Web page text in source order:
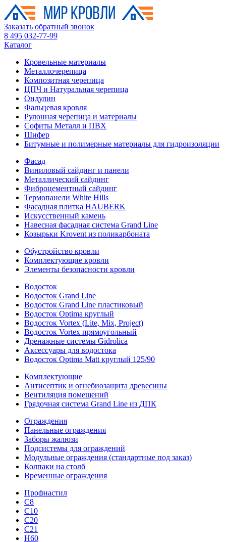
Заказать обратный звонок
8 495 032-77-99
Каталог
Кровельные материалы
Металлочерепица
Композитная черепица
ЦПЧ и Натуральная черепица
Ондулин
Фальцевая кровля
Рулонная черепица и материалы
Софиты Металл и ПВХ
Шифер
Битумные и полимерные материалы для гидроизоляции
Фасад
Виниловый сайдинг и панели
Металлический сайдинг
Фиброцементный сайдинг
Термопанели White Hills
Фасадная плитка HAUBERK
Искусственный камень
Навесная фасадная система Grand Line
Козырьки Krovent из поликарбоната
Обустройство кровли
Комплектующие кровли
Элементы безопасности кровли
Водосток
Водосток Grand Line
Водосток Grand Line пластиковый
Водосток Optima круглый
Водосток Vortex (Lite, Mix, Project)
Водосток Vortex прямоугольный
Дренажные системы Gidrolica
Аксессуары для водостока
Водосток Optima Matt круглый 125/90
Комплектующие
Антисептик и огнебиозащита древесины
Вентиляция помещений
Грядочная система Grand Line из ДПК
Ограждения
Панельные ограждения
Заборы жалюзи
Подсистемы для ограждений
Модульные ограждения (стандартные под заказ)
Колпаки на столб
Временные ограждения
Профнастил
С8
С10
С20
С21
H60